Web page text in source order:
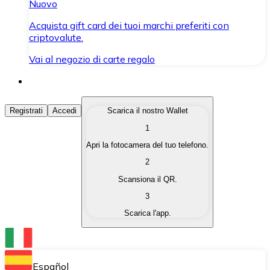
Nuovo
Acquista gift card dei tuoi marchi preferiti con
criptovalute.
Vai al negozio di carte regalo
Acquista Criptovalute
Acquista le criptovalute che ti interessano in modo
Converti le tue criptovalute in valuta fiat quando ne
Scambia una criptovaluta con un'altra
Conserva le tue cripto in un Wallet self-custodial.
Registrati Accedi
Scarica il nostro Wallet
1
Apri la fotocamera del tuo telefono.
2
Scansiona il QR.
3
Scarica l'app.
Español